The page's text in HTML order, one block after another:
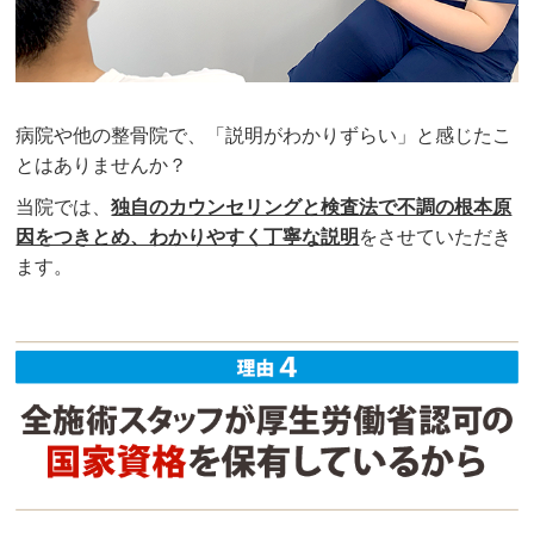
病院や他の整骨院で、「説明がわかりずらい」と感じたこ
とはありませんか？
当院では、独自のカウンセリングと検査法で不調の根本原
因をつきとめ、わかりやすく丁寧な説明 をさせていただき
ます。